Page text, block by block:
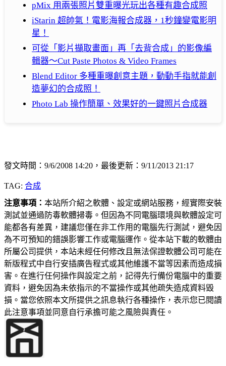
pMix 用兩張照片雙重曝光玩出各種有趣合成照
iStarin 超帥氣！電影海報合成器，1秒鐘變電影明
星！
可從「影片擷取畫面」再「去背合成」的影像編
輯器～Cut Paste Photos & Video Frames
Blend Editor 多種重曝創意主題，動動手指就能創
造夢幻的合成照！
Photo Lab 操作簡單、效果好的一鍵照片合成器
發文時間：9/6/2008 14:20，最後更新：9/11/2013 21:17
TAG: 合成
注意事項： 本站所介紹之軟體、設定或網站服務，經實際安裝
測試並通過防毒軟體掃毒。但因為不同電腦環境與軟體設定可
能都各有差異，建議您僅在非工作用的電腦先行測試，避免因
為不可預知的錯誤影響工作或電腦運作。從本站下載的軟體由
所屬公司提供，本站未經任何修改且無法保證軟體公司可能在
新版程式中自行安插廣告程式或其他維護不當等因素而造成損
害。在進行任何操作與設定之前，記得先行備份電腦中的重要
資料，避免因為未依指示的不當操作或其他疏失造成資料毀
損。當您依照本文所提供之訊息執行各種操作，表示您已閱讀
此注意事項並同意自行承擔可能之風險與責任。